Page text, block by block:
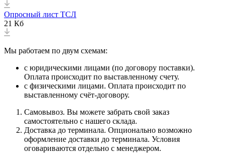
Опросный лист ТСЛ
21 Кб
Мы работаем по двум схемам:
с юридическими лицами (по договору поставки).
Оплата происходит по выставленному счету.
с физическими лицами. Оплата происходит по
выставленному счёт-договору.
Самовывоз. Вы можете забрать свой заказ
самостоятельно с нашего склада.
Доставка до терминала. Опционально возможно
оформление доставки до терминала. Условия
оговариваются отдельно с менеджером.